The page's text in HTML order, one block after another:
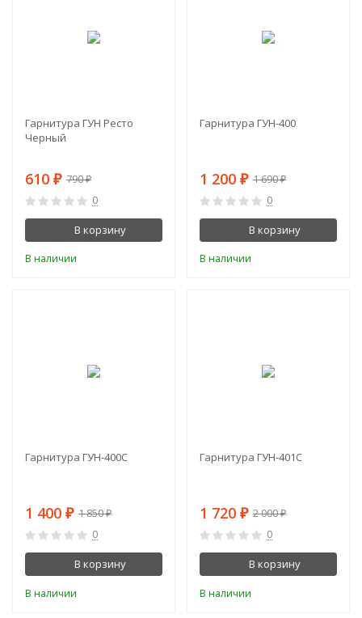
Гарнитура ГУН Ресто
Черный
610 ₽ 790₽
0
В корзину
В наличии
Гарнитура ГУН-400
1 200 ₽ 1 690₽
0
В корзину
В наличии
Гарнитура ГУН-400С
1 400 ₽ 1 850₽
0
В корзину
В наличии
Гарнитура ГУН-401С
1 720 ₽ 2 000₽
0
В корзину
В наличии